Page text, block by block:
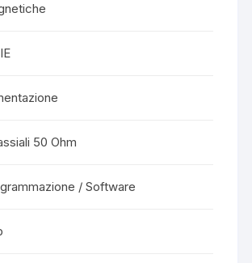
50 Ohm
/ Software